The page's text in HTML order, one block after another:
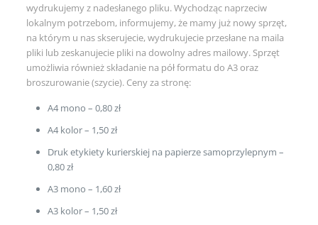
wydrukujemy z nadesłanego pliku. Wychodząc naprzeciw
lokalnym potrzebom, informujemy, że mamy już nowy sprzęt,
na którym u nas skserujecie, wydrukujecie przesłane na maila
pliki lub zeskanujecie pliki na dowolny adres mailowy. Sprzęt
umożliwia również składanie na pół formatu do A3 oraz
broszurowanie (szycie). Ceny za stronę:
A4 mono – 0,80 zł
A4 kolor – 1,50 zł
Druk etykiety kurierskiej na papierze samoprzylepnym –
0,80 zł
A3 mono – 1,60 zł
A3 kolor – 1,50 zł